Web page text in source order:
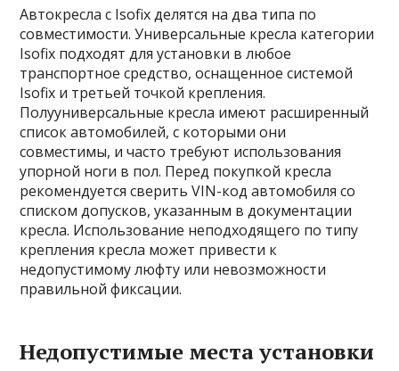
Автокресла с Isofix делятся на два типа по
совместимости. Универсальные кресла категории
Isofix подходят для установки в любое
транспортное средство, оснащенное системой
Isofix и третьей точкой крепления.
Полууниверсальные кресла имеют расширенный
список автомобилей, с которыми они
совместимы, и часто требуют использования
упорной ноги в пол. Перед покупкой кресла
рекомендуется сверить VIN-код автомобиля со
списком допусков, указанным в документации
кресла. Использование неподходящего по типу
крепления кресла может привести к
недопустимому люфту или невозможности
правильной фиксации.
Недопустимые места установки